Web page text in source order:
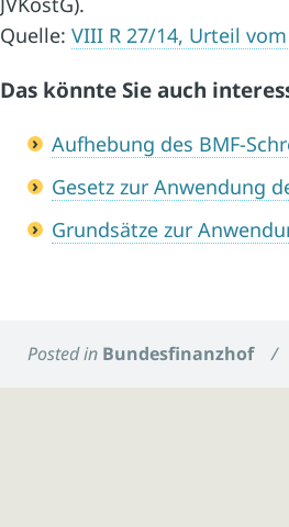
Quelle:VIII R 27/14, Urteil
Das könnte Sie auch
Aufhebung des BMF-
Gesetz zur Anwendung
Grundsätze zur
Posted in Bundesfinanzhof /